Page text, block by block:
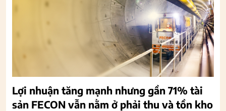
Lợi nhuận tăng mạnh nhưng gần 71% tài
sản FECON vẫn nằm ở phải thu và tồn kho